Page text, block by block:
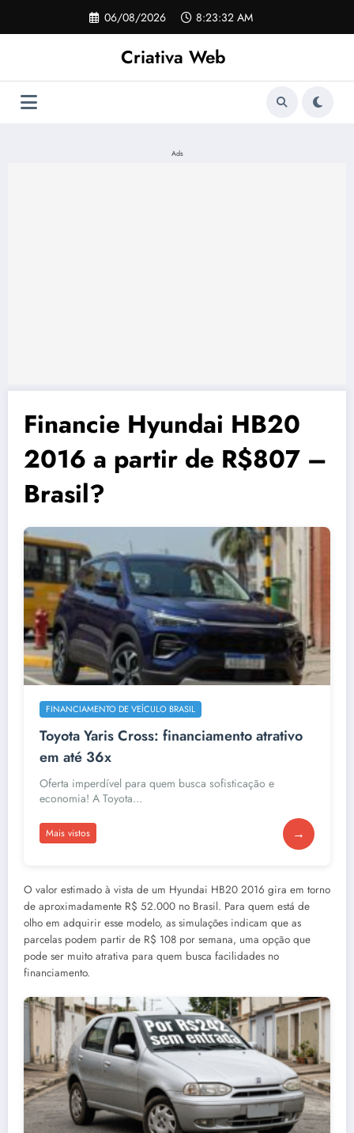
o
06/08/2026 8:23:33 AM
Criativa Web
Ads
Financie Hyundai HB20
2016 a partir de R$807 –
Brasil?
FINANCIAMENTO DE VEÍCULO BRASIL
Toyota Yaris Cross: financiamento atrativo
em até 36x
Oferta imperdível para quem busca sofisticação e
economia! A Toyota...
Mais vistos →
O valor estimado à vista de um Hyundai HB20 2016 gira em torno
de aproximadamente R$ 52.000 no Brasil. Para quem está de
olho em adquirir esse modelo, as simulações indicam que as
parcelas podem partir de R$ 108 por semana, uma opção que
pode ser muito atrativa para quem busca facilidades no
financiamento.